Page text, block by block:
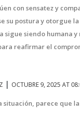
con sensatez y
su postura y otorgue
sigue siendo humana
reafirmar el
| OCTUBRE 9, 2025 AT
situación, parece que